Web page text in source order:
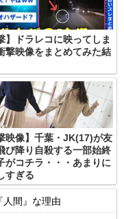
】ドラレコに映ってしま
撃映像をまとめてみた結
映像】千葉・JK(17)が友
び降り自殺する一部始終
がコチラ・・・あまりに
すぎる
間』な理由